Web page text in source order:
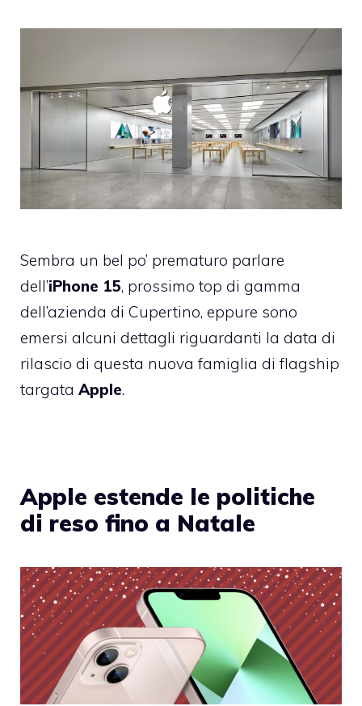
Sembra un bel po’ prematuro parlare
dell’iPhone 15, prossimo top di gamma
dell’azienda di Cupertino, eppure sono
emersi alcuni dettagli riguardanti la data di
rilascio di questa nuova famiglia di flagship
targata Apple.
Apple estende le politiche
di reso fino a Natale